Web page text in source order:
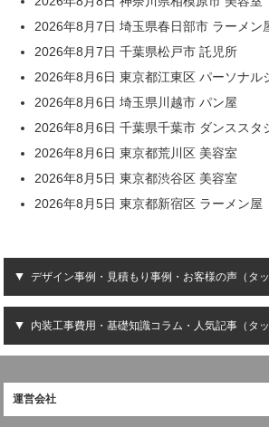
2026年8月7日 埼玉県春日部市 ラーメン
2026年8月7日 千葉県松戸市 託児所
2026年8月6日 東京都江東区 パーソナル
2026年8月6日 埼玉県川越市 パン屋
2026年8月6日 千葉県千葉市 ダンススタ
2026年8月6日 東京都荒川区 美容室
2026年8月5日 東京都渋谷区 美容室
2026年8月5日 東京都新宿区 ラーメン屋
デザイン事例・見積もり事例・お客様の声（タッ
内装工事費用・基礎知識コラム・人気記事（タッ
運営会社